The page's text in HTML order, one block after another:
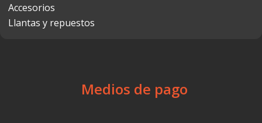
Accesorios
Llantas y repuestos
Medios de pago